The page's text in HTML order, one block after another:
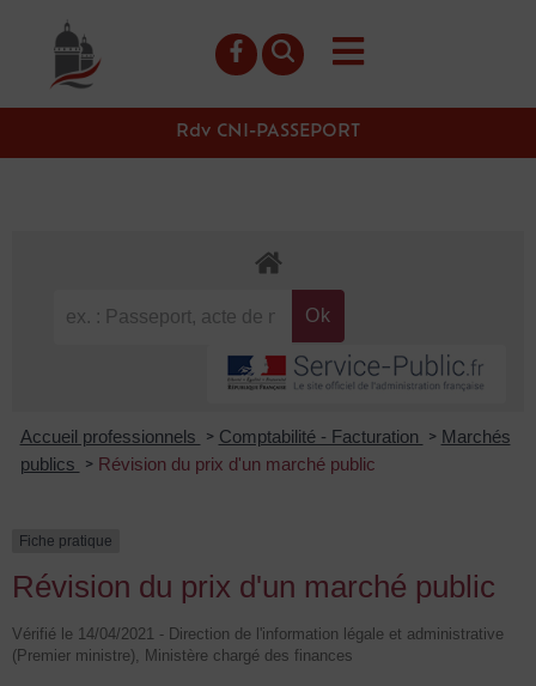
principal
Rdv CNI-PASSEPORT
Accueil professionnels > Comptabilité - Facturation > Marchés
publics
> Révision du prix d'un marché public
Fiche pratique
Révision du prix d'un marché public
Vérifié le 14/04/2021 - Direction de l'information légale et administrative
(Premier ministre), Ministère chargé des finances